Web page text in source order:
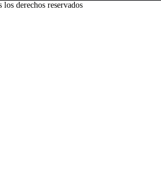
derechos reservados